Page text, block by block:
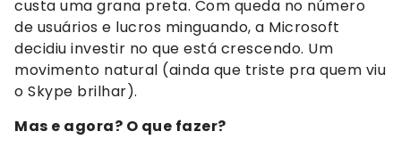
custa uma grana preta. Com queda no número
de usuários e lucros minguando, a Microsoft
decidiu investir no que está crescendo. Um
movimento natural (ainda que triste pra quem viu
o Skype brilhar).
Mas e agora? O que fazer?